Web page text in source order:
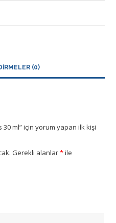
(0)
ml” için yorum yapan ilk kişi
Gerekli alanlar*ile